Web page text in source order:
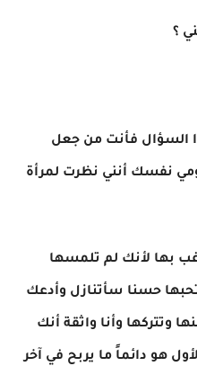
؟
السؤال فأنت من جعل
نفسك أنني نظرت لمرأة
بها لأنك لم تلمسها
حسنا سأتنازل وأدعك
وتتركها وأنا واثقة أنك
هو دائماً ما يربح في آخر